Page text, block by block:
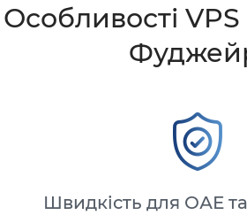
Особливості VPS
Швидкість для ОАЕ